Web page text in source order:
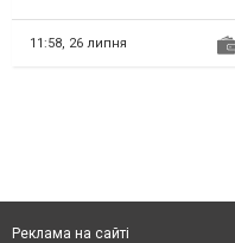
хранения, сбора и вывоза на
утилиз...
11:58, 26 липня
Реклама на сайті